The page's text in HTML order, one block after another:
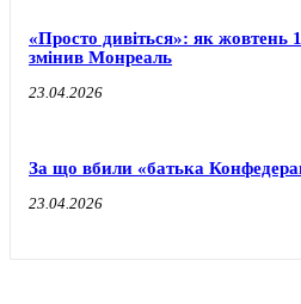
«Просто дивіться»: як жовтень
змінив Монреаль
23.04.2026
За що вбили «батька
23.04.2026